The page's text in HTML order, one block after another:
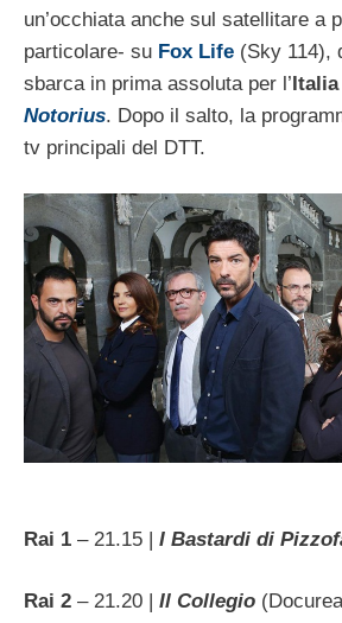
un’occhiata anche sul satellitare a
particolare- su Fox Life (Sky 114),
sbarca in prima assoluta per l’Italia
Notorius. Dopo il salto, la
tv principali del DTT.
Rai 1 – 21.15 | I Bastardi di
Rai 2 – 21.20 | Il Collegio